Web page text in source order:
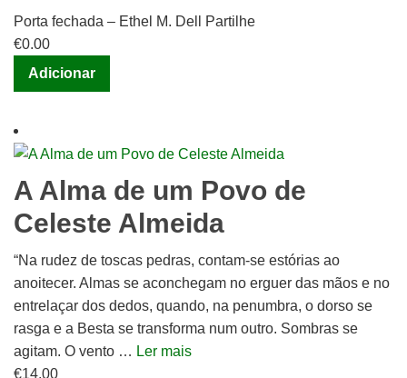
Porta fechada – Ethel M. Dell Partilhe
€0.00
Adicionar
A Alma de um Povo de
Celeste Almeida
“Na rudez de toscas pedras, contam-se estórias ao
anoitecer. Almas se aconchegam no erguer das mãos e no
entrelaçar dos dedos, quando, na penumbra, o dorso se
rasga e a Besta se transforma num outro. Sombras se
agitam. O vento … Ler mais
€14.00